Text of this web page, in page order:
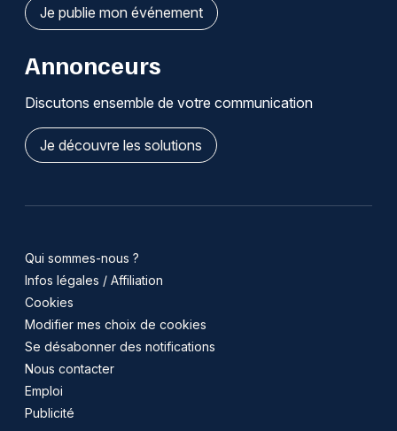
Je publie mon événement
Annonceurs
Discutons ensemble de votre communication
Je découvre les solutions
Qui sommes-nous ?
Infos légales / Affiliation
Cookies
Modifier mes choix de cookies
Se désabonner des notifications
Nous contacter
Emploi
Publicité